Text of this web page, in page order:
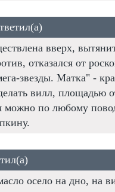
вверх,
отказался от
звезды. Матка" -
вилл, площадью
можно по любому
осело на дно, на